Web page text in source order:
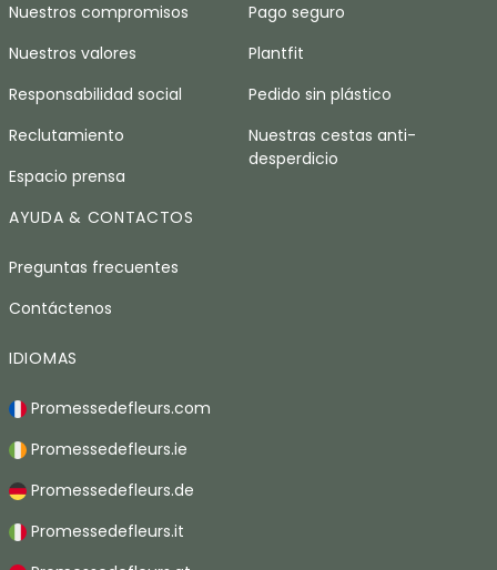
Nuestros compromisos
Nuestros valores
Responsabilidad social
Reclutamiento
Espacio prensa
Pago seguro
Plantfit
Pedido sin plástico
Nuestras cestas anti-
desperdicio
AYUDA & CONTACTOS
Preguntas frecuentes
Contáctenos
IDIOMAS
Promessedefleurs.com
Promessedefleurs.ie
Promessedefleurs.de
Promessedefleurs.it